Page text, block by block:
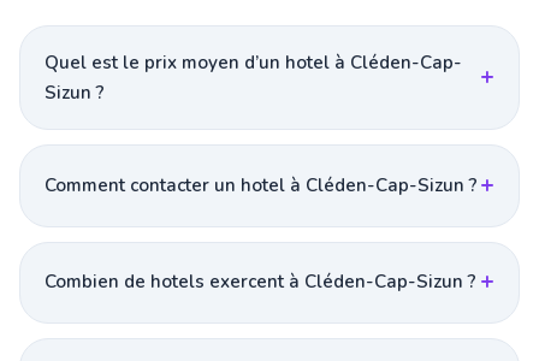
Quel est le prix moyen d’un hotel à Cléden-Cap-
Sizun ?
Comment contacter un hotel à Cléden-Cap-Sizun ?
Combien de hotels exercent à Cléden-Cap-Sizun ?